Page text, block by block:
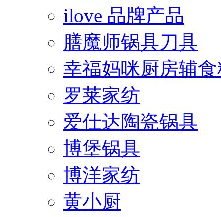
ilove 品牌产品
膳魔师锅具刀具
幸福妈咪厨房辅
罗莱家纺
爱仕达陶瓷锅具
博堡锅具
博洋家纺
黄小厨